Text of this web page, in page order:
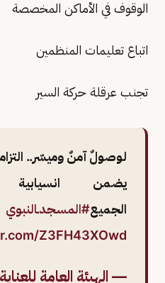
الوقوف في الأماكن المخصصة
اتباع تعليمات المنظمين
تجنب عرقلة حركة السير
لوصولٌ آمنٌ وميسّر..
يضمن انسيابية
الجميع#المسجدـالنبوي
Z3FH43XOwd
— الهيئة العامة